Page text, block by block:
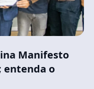
Manifesto
entenda o